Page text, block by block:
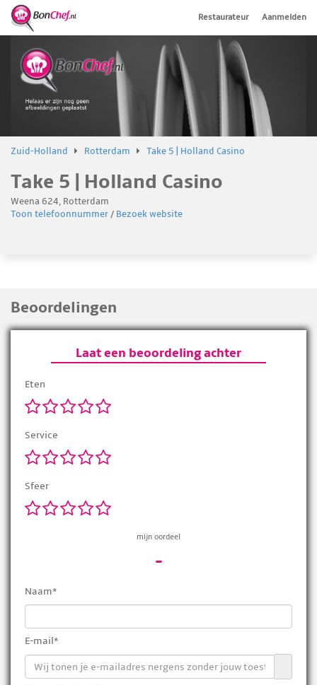
Aanmelden
Restaurateur
Zuid-Holland Rotterdam Take 5 | Holland Casino
Take 5 | Holland Casino
Weena 624, Rotterdam
Toon telefoonnummer / Bezoek website
Beoordelingen
Laat een beoordeling achter
Eten
Service
Sfeer
mijn oordeel
-
Naam*
E-mail*